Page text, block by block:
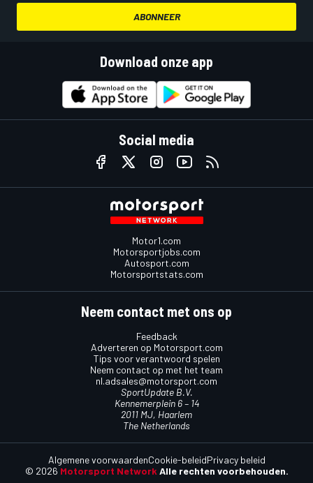
ABONNEER
Download onze app
Social media
Motor1.com
Motorsportjobs.com
Autosport.com
Motorsportstats.com
Neem contact met ons op
Feedback
Adverteren op Motorsport.com
Tips voor verantwoord spelen
Neem contact op met het team
nl.adsales@motorsport.com
SportUpdate B.V.
Kennemerplein 6 – 14
2011 MJ, Haarlem
The Netherlands
© 2026 Motorsport Network Alle rechten voorbehouden.
Algemene voorwaardenCookie-beleidPrivacy beleid